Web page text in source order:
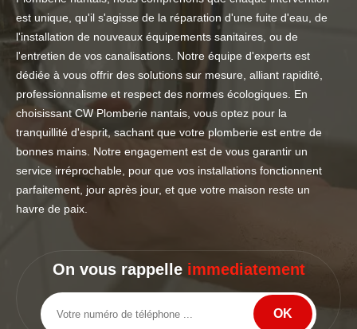
est unique, qu'il s'agisse de la réparation d'une fuite d'eau, de
l'installation de nouveaux équipements sanitaires, ou de
l'entretien de vos canalisations. Notre équipe d'experts est
dédiée à vous offrir des solutions sur mesure, alliant rapidité,
professionnalisme et respect des normes écologiques. En
choisissant CW Plomberie nantais, vous optez pour la
tranquillité d'esprit, sachant que votre plomberie est entre de
bonnes mains. Notre engagement est de vous garantir un
service irréprochable, pour que vos installations fonctionnent
parfaitement, jour après jour, et que votre maison reste un
havre de paix.
On vous rappelle immediatement